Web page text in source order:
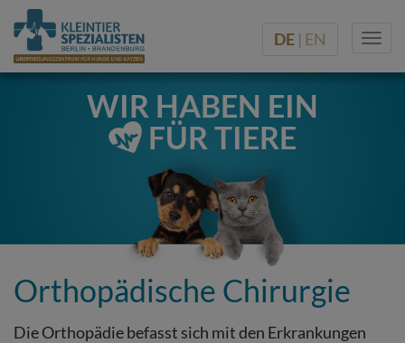
DE | EN
WIR HABEN EIN
FÜR TIERE
Orthopädische Chirurgie
Die Orthopädie befasst sich mit den Erkrankungen